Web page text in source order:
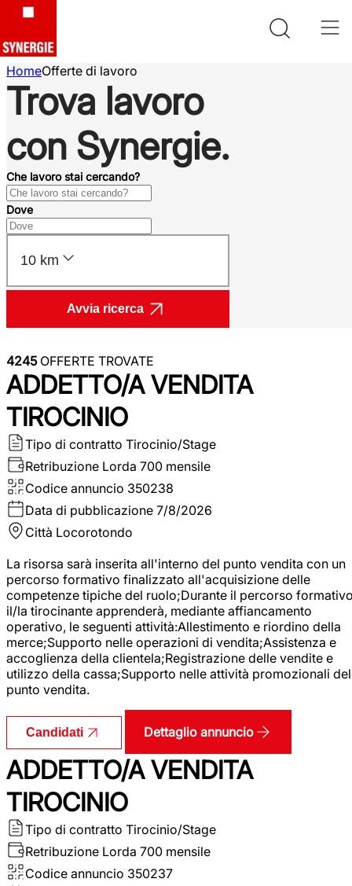
HomeOfferte di lavoro
Trova lavoro
con Synergie.
Che lavoro stai cercando?
Dove
10 km
Avvia ricerca
4245OFFERTE TROVATE
ADDETTO/A VENDITA
TIROCINIO
Tipo di contratto Tirocinio/Stage
Retribuzione Lorda 700 mensile
Codice annuncio 350238
Data di pubblicazione 7/8/2026
Città Locorotondo
La risorsa sarà inserita all'interno del punto vendita con un
percorso formativo finalizzato all'acquisizione delle
competenze tipiche del ruolo;Durante il percorso
il/la tirocinante apprenderà, mediante affiancamento
operativo, le seguenti attività:Allestimento e riordino della
merce;Supporto nelle operazioni di vendita;Assistenza e
accoglienza della clientela;Registrazione delle vendite e
utilizzo della cassa;Supporto nelle attività promozionali del
punto vendita.
Candidati Dettaglio annuncio
ADDETTO/A VENDITA
TIROCINIO
Tipo di contratto Tirocinio/Stage
Retribuzione Lorda 700 mensile
Codice annuncio 350237